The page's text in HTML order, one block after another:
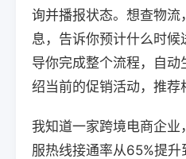
询并播报状态。想查物流
息，告诉你预计什么时候
导你完成整个流程，自
绍当前的促销活动，推荐
我知道一家跨境电商企
服热线接通率从65%提